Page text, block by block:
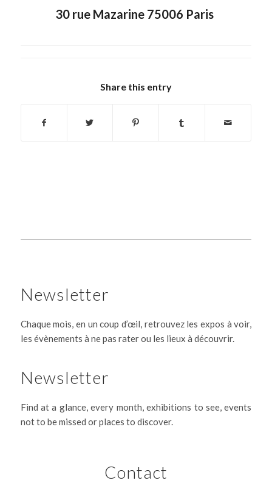
30 rue Mazarine 75006 Paris
Share this entry
Newsletter
Chaque mois, en un coup d’œil, retrouvez les expos à voir,
les évènements à ne pas rater ou les lieux à découvrir.
Newsletter
Find at a glance, every month, exhibitions to see, events
not to be missed or places to discover.
Contact